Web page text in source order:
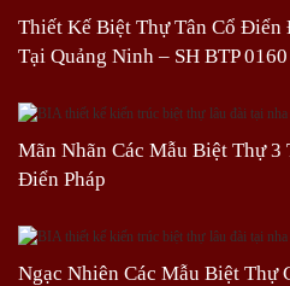
Thiết Kế Biệt Thự Tân Cổ Điển
Tại Quảng Ninh – SH BTP 0160
Mãn Nhãn Các Mẫu Biệt Thự
Điển Pháp
Ngạc Nhiên Các Mẫu Biệt Thự